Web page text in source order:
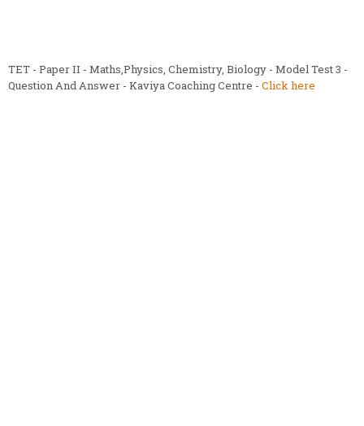
TET - Paper II - Maths,Physics, Chemistry, Biology - Model Test 3 -
Question And Answer - Kaviya Coaching Centre - Click here